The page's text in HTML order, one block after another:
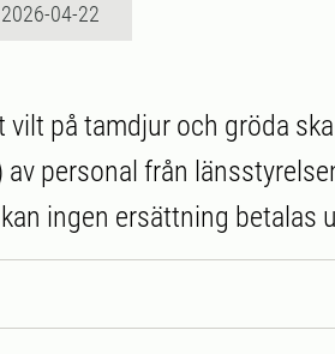
04-22
vilt på tamdjur och gröda
av personal från
ingen ersättning betalas